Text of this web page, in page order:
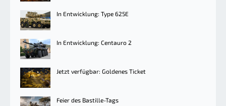
In Entwicklung: Type 625E
In Entwicklung: Centauro 2
Jetzt verfügbar: Goldenes Ticket
Feier des Bastille-Tags